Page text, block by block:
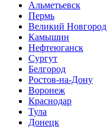
Альметьевск
Пермь
Великий Новгород
Камышин
Нефтеюганск
Сургут
Белгород
Ростов-на-Дону
Воронеж
Краснодар
Тула
Донецк